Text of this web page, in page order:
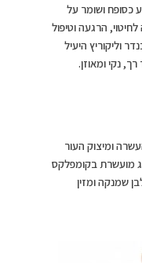
כסופח ושומר על
הרגעה וטיפול
וליקוריץ היעיל
נקי ומאוזן.
ומיצוק העור
מועשרת בקומפלקס
שמנקה ומזין